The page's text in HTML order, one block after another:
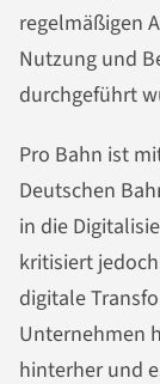
regelmäßigen
Nutzung und
durchgeführt
Pro Bahn ist
Deutschen
in die
kritisiert
digitale
Unternehmen
hinterher und